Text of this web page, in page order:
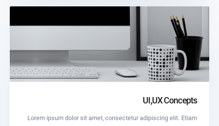
UI,UX Concepts
Lorem ipsum dolor sit amet, consectetur adipiscing elit. Etiam